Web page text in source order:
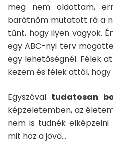
meg nem oldottam,
barátnőm mutatott rá a
tűnt, hogy ilyen vagyok.
egy ABC-nyi terv
egy lehetőségnél. Félek
kezem és félek attól,
Egyszóval tudatosan
képzeletemben, az
nem is tudnék elképzelni
mit hoz a jövő…